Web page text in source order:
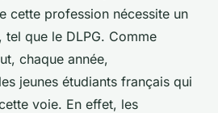
cette profession nécessite un
que le DLPG. Comme
chaque année,
jeunes étudiants français qui
voie. En effet, les